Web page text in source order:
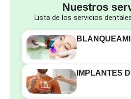
Nuestros
Lista de los servicios
IMPLANTES